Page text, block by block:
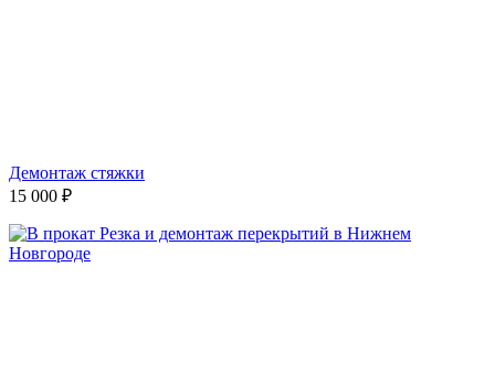
Демонтаж стяжки
15 000 ₽